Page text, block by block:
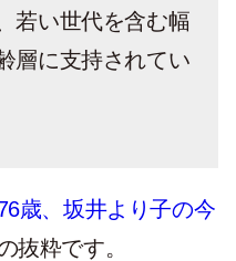
若い世代を含む幅
層に支持されてい
歳、坂井より子の今
抜粋です。